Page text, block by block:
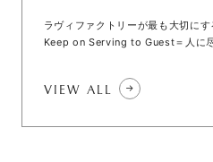
ラヴィファクトリーが最も大切にす
Keep on Serving to Guest＝人に尽
VIEW ALL